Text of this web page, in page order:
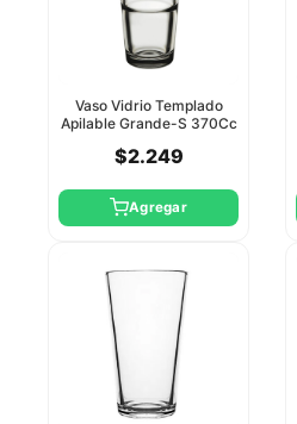
Vaso Vidrio Templado
Apilable Grande-S 370Cc
$2.249
Agregar